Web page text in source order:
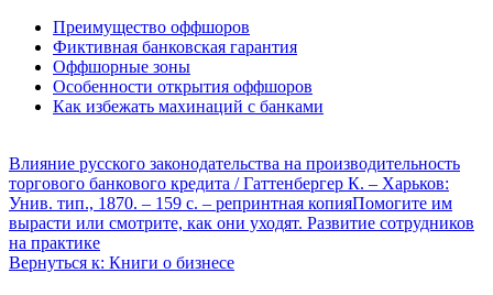
Преимущество оффшоров
Фиктивная банковская гарантия
Оффшорные зоны
Особенности открытия оффшоров
Как избежать махинаций с банками
Влияние русского законодательства на производительность
торгового банкового кредита / Гаттенбергер К. – Харьков:
Унив. тип., 1870. – 159 с. – репринтная копияПомогите им
вырасти или смотрите, как они уходят. Развитие сотрудников
на практике
Вернуться к: Книги о бизнесе